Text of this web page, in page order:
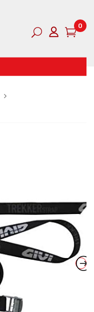
0